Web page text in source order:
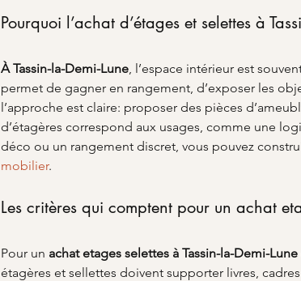
Pourquoi l’achat d’étages et selettes à
À Tassin-la-Demi-Lune, l’espace intérieur est
permet de gagner en rangement, d’exposer les
l’approche est claire: proposer des pièces
d’étagères correspond aux usages, comme une
déco ou un rangement discret, vous pouvez
mobilier.
Les critères qui comptent pour un achat
Pour un achat etages selettes à Tassin-la-Demi-Lune
étagères et sellettes doivent supporter livres,